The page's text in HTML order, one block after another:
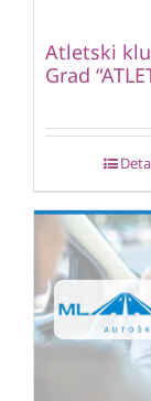
Atletski
Grad